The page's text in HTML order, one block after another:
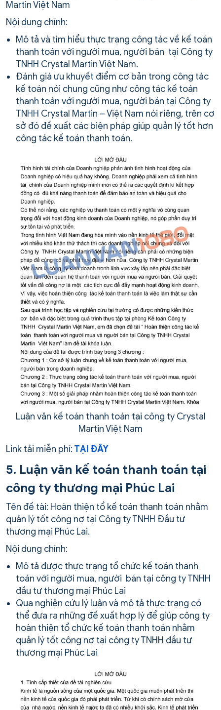
Martin Việt Nam
Nội dung chính:
Mô tả và tìm hiểu thực trạng công tác về kế toán
thanh toán với người mua, người bán tại Công ty
TNHH Crystal Martin Việt Nam.
Đánh giá ưu khuyết điểm cơ bản trong công tác
kế toán nói chung cũng như công tác kế toán
thanh toán với người mua, người bán tại Công ty
TNHH Crystal Martin – Việt Nam nói riêng, trên cơ
sở đó đề xuất các biện pháp giúp quản lý tốt hơn
công tác kế toán thanh toán.
Luận văn kế toán thanh toán tại công ty Crystal
Martin Việt Nam
Link tải miễn phí: TẠI ĐÂY
5. Luận văn kế toán thanh toán tại
công ty thương mại Phúc Lai
Tên đề tài: Hoàn thiện tổ kế toán thanh toán nhằm
quản lý tốt công nợ tại Công ty TNHH Đầu tư
thương mại Phúc Lai.
Nội dung chính:
Mô tả được thực trạng tổ chức kế toán thanh
toán với người mua, người bán tại công ty TNHH
đầu tư thương mại Phúc Lai
Qua nghiên cứu lý luận và mô tả thực trạng có
thể đưa ra những đề xuất hợp lý để giúp công ty
hoàn thiện tổ chức kế toán thanh toán nhằm
quản lý tốt công nợ tại công ty TNHH đầu tư
thương mại Phúc Lai